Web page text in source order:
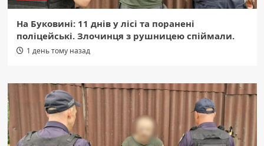
На Буковині: 11 днів у лісі та поранені
поліцейські. Злочинця з рушницею спіймали.
1 день тому назад